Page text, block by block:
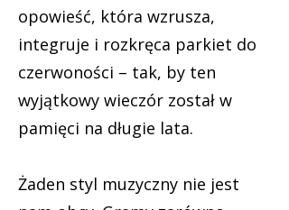
opowieść, która wzrusza,
integruje i rozkręca parkiet do
czerwoności – tak, by ten
wyjątkowy wieczór został w
pamięci na długie lata.
Żaden styl muzyczny nie jest